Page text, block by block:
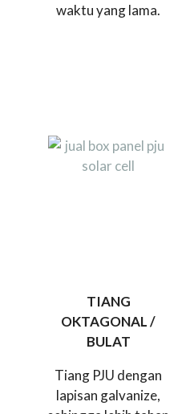
waktu yang lama.
TIANG
OKTAGONAL /
BULAT
Tiang PJU dengan
lapisan galvanize,